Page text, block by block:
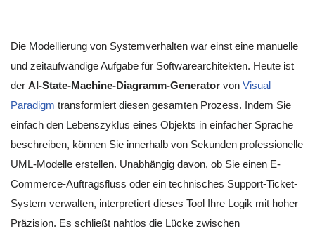
Die Modellierung von Systemverhalten war einst eine manuelle
und zeitaufwändige Aufgabe für Softwarearchitekten. Heute ist
der AI-State-Machine-Diagramm-Generator von Visual
Paradigm transformiert diesen gesamten Prozess. Indem Sie
einfach den Lebenszyklus eines Objekts in einfacher Sprache
beschreiben, können Sie innerhalb von Sekunden professionelle
UML-Modelle erstellen. Unabhängig davon, ob Sie einen E-
Commerce-Auftragsfluss oder ein technisches Support-Ticket-
System verwalten, interpretiert dieses Tool Ihre Logik mit hoher
Präzision. Es schließt nahtlos die Lücke zwischen